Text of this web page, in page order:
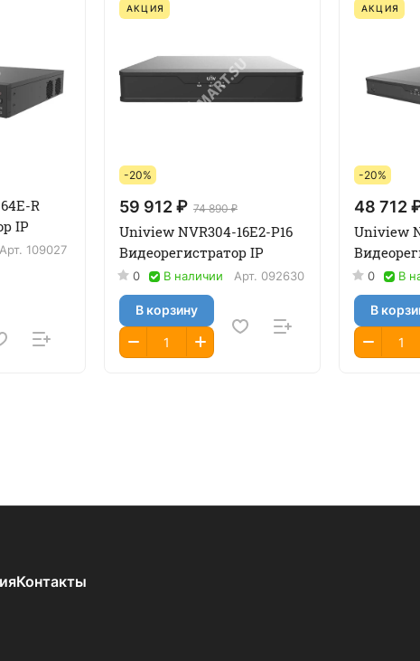
R
IP
Арт. 109027
АКЦИЯ
-20%
59 912 ₽ 74 890 ₽
Uniview NVR304-16E2-P16
Видеорегистратор IP
0 В наличии Арт. 092630
В корзину
АКЦИЯ
-20%
48 712
Uniview
0 В
В
Контакты